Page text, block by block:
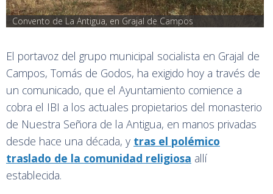
Convento de La Antigua, en Grajal de Campos
El portavoz del grupo municipal socialista en Grajal de
Campos, Tomás de Godos, ha exigido hoy a través de
un comunicado, que el Ayuntamiento comience a
cobra el IBI a los actuales propietarios del monasterio
de Nuestra Señora de la Antigua, en manos privadas
desde hace una década, y tras el polémico
traslado de la comunidad religiosa allí
establecida.